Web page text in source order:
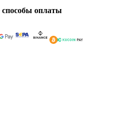
оплаты